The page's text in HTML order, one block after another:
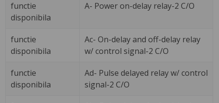
functie
disponibila
A- Power on-delay relay-2 C/O
functie
disponibila
Ac- On-delay and off-delay relay
w/ control signal-2 C/O
functie
disponibila
Ad- Pulse delayed relay w/ control
signal-2 C/O